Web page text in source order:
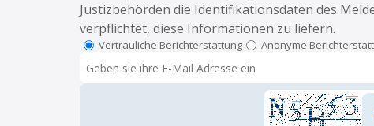
Justizbehörden die Identifikationsdaten des
verpflichtet, diese Informationen zu liefern.
Vertrauliche Berichterstattung Anonyme